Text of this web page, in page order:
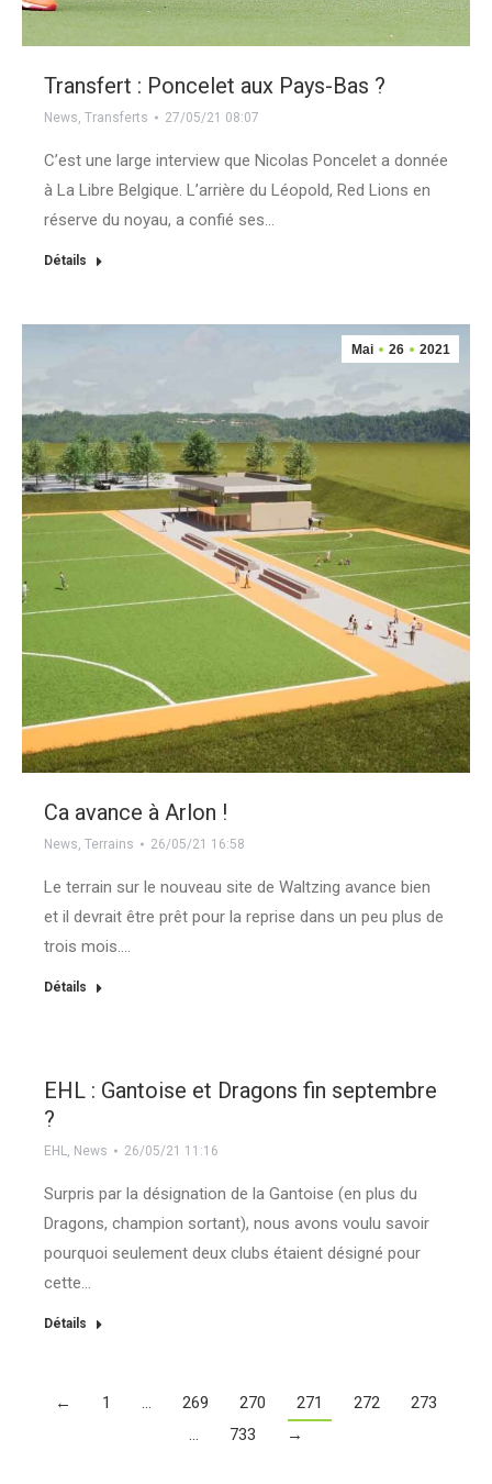
Transfert : Poncelet aux Pays-Bas ?
News, Transferts 27/05/21 08:07
C’est une large interview que Nicolas Poncelet a donnée
à La Libre Belgique. L’arrière du Léopold, Red Lions en
réserve du noyau, a confié ses…
Détails
Mai 26 2021
Ca avance à Arlon !
News, Terrains 26/05/21 16:58
Le terrain sur le nouveau site de Waltzing avance bien
et il devrait être prêt pour la reprise dans un peu plus de
trois mois.…
Détails
EHL : Gantoise et Dragons fin septembre
?
EHL, News 26/05/21 11:16
Surpris par la désignation de la Gantoise (en plus du
Dragons, champion sortant), nous avons voulu savoir
pourquoi seulement deux clubs étaient désigné pour
cette…
Détails
← 1 … 269 270 271 272
273
…
733 →